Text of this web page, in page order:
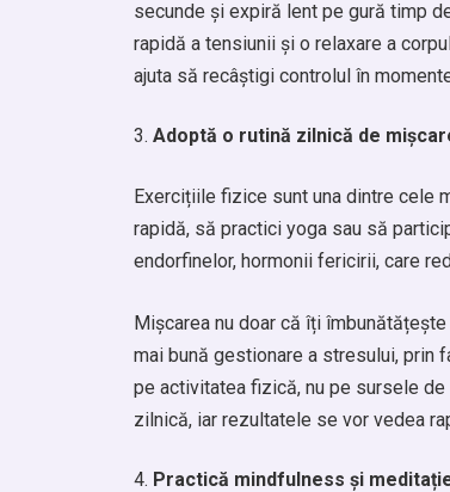
secunde și expiră lent pe gură timp
rapidă a tensiunii și o relaxare a
ajuta să recâștigi controlul în
Adoptă o rutină zilnică de
Exercițiile fizice sunt una dintre cele
rapidă, să practici yoga sau să
endorfinelor, hormonii fericirii, care
Mișcarea nu doar că îți
mai bună gestionare a stresului,
pe activitatea fizică, nu pe sursele
zilnică, iar rezultatele se vor vedea
Practică mindfulness și